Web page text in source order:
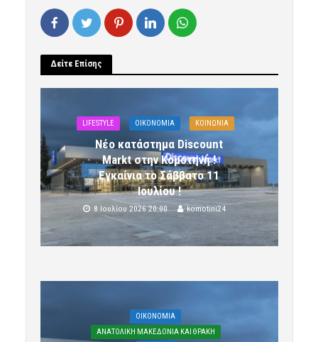
Δείτε Επίσης
LIFESTYLE OIKONOMIA ΚΟΙΝΩΝΙΑ
Νέο κατάστημα Discount
Markt στην Κομοτηνή !
Εγκαίνια το Σάββατο 11
Ιουλίου !
8 Ιουλίου 2026 20:00 komotini24
OIKONOMIA
ΑΝΑΤΟΛΙΚΗ ΜΑΚΕΔΟΝΙΑ ΚΑΙ ΘΡΑΚΗ